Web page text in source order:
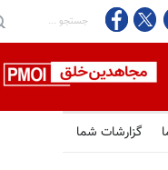
گزارشات شما